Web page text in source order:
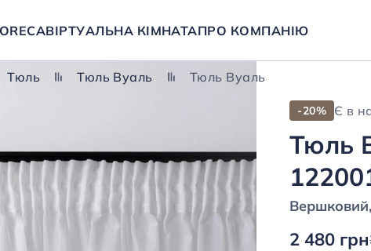
ВІРТУАЛЬНА КІМНАТАПРО КОМПАНІЮ
Тюль Тюль Вуаль Тюль Вуаль
-20% Є в
Тюль
2 480 грн